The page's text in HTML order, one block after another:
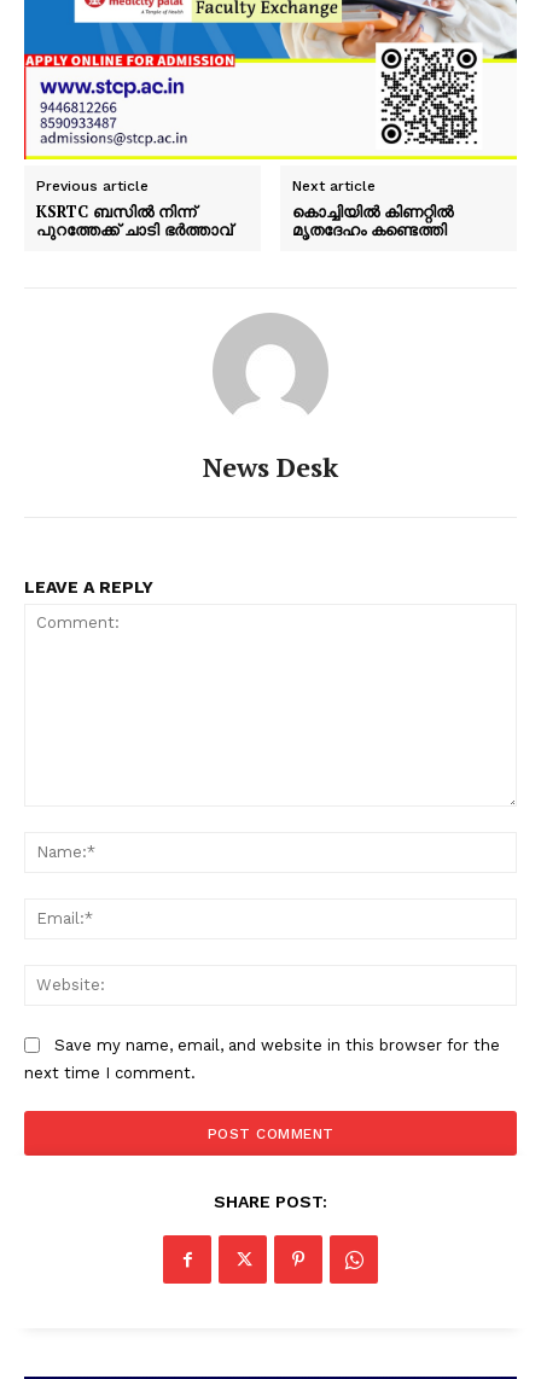
PALA VISION
Previous article
KSRTC ബസിൽ നിന്ന്
പുറത്തേക്ക് ചാടി ഭർത്താവ്
Next article
കൊച്ചിയിൽ കിണറ്റിൽ
മൃതദേഹം കണ്ടെത്തി
News Desk
LEAVE A REPLY
Save my name, email, and website in this browser for the
next time I comment.
SHARE POST: